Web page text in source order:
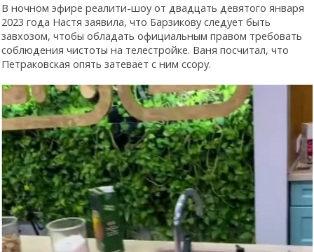
В ночном эфире реалити-шоу от двадцать девятого января
2023 года Настя заявила, что Барзикову следует быть
завхозом, чтобы обладать официальным правом требовать
соблюдения чистоты на телестройке. Ваня посчитал, что
Петраковская опять затевает с ним ссору.